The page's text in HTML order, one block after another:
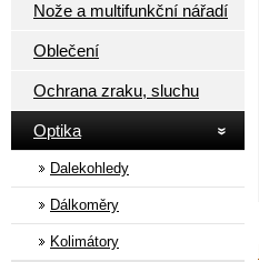
Nože a multifunkční nářadí
Oblečení
Ochrana zraku, sluchu
Optika
Dalekohledy
Dálkoměry
Kolimátory